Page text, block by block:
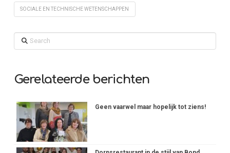
SOCIALE EN TECHNISCHE WETENSCHAPPEN
Search
Gerelateerde berichten
Geen vaarwel maar hopelijk tot ziens!